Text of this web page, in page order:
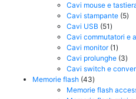
Cavi mouse e
Cavi stampante 55
Cavi USB 5151
prodotti
Cavi commutatori e
Cavi monitor 11
Cavi prolunghe 33
Cavi switch e
Memorie flash 4343
prodotti
Memorie flash